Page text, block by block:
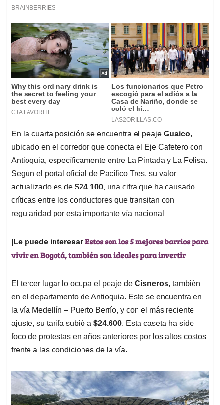
En la cuarta posición se encuentra el peaje Guaico,
ubicado en el corredor que conecta el Eje Cafetero con
Antioquia, específicamente entre La Pintada y La Felisa.
Según el portal oficial de Pacífico Tres, su valor
actualizado es de $24.100, una cifra que ha causado
críticas entre los conductores que transitan con
regularidad por esta importante vía nacional.
|Le puede interesar Estos son los 5 mejores barrios para
vivir en Bogotá, también son ideales para invertir
El tercer lugar lo ocupa el peaje de Cisneros, también
en el departamento de Antioquia. Este se encuentra en
la vía Medellín – Puerto Berrío, y con el más reciente
ajuste, su tarifa subió a $24.600. Esta caseta ha sido
foco de protestas en años anteriores por los altos costos
frente a las condiciones de la vía.